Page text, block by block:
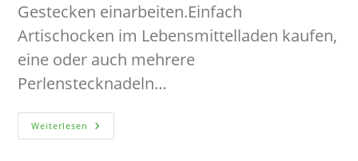
Gestecken einarbeiten.Einfach
Artischocken im Lebensmittelladen kaufen,
eine oder auch mehrere
Perlenstecknadeln…
Weiterlesen Getrocknete
Artischocken